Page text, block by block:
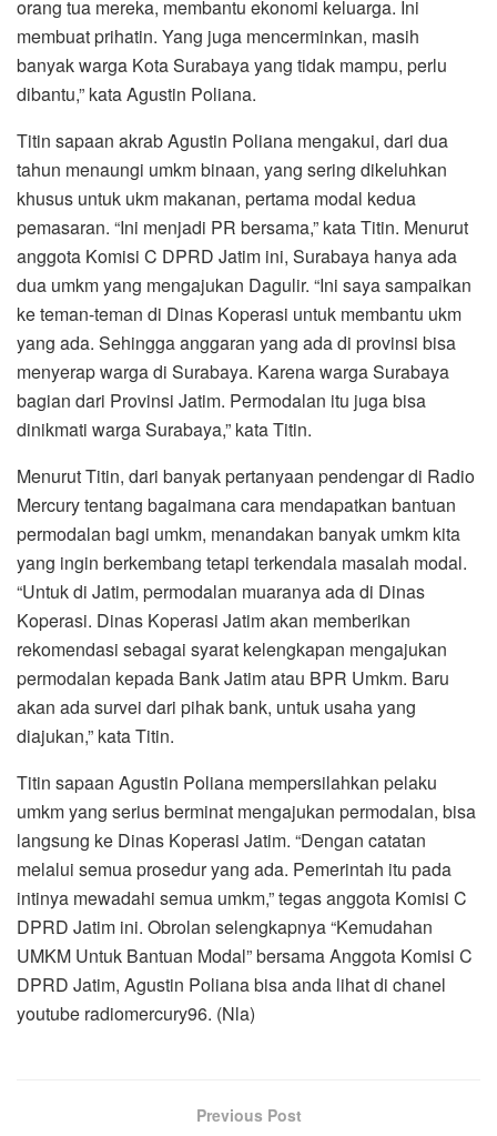
orang tua mereka, membantu ekonomi keluarga. Ini
membuat prihatin. Yang juga mencerminkan, masih
banyak warga Kota Surabaya yang tidak mampu, perlu
dibantu,” kata Agustin Poliana.
Titin sapaan akrab Agustin Poliana mengakui, dari dua
tahun menaungi umkm binaan, yang sering dikeluhkan
khusus untuk ukm makanan, pertama modal kedua
pemasaran. “Ini menjadi PR bersama,” kata Titin. Menurut
anggota Komisi C DPRD Jatim ini, Surabaya hanya ada
dua umkm yang mengajukan Dagulir. “Ini saya sampaikan
ke teman-teman di Dinas Koperasi untuk membantu ukm
yang ada. Sehingga anggaran yang ada di provinsi bisa
menyerap warga di Surabaya. Karena warga Surabaya
bagian dari Provinsi Jatim. Permodalan itu juga bisa
dinikmati warga Surabaya,” kata Titin.
Menurut Titin, dari banyak pertanyaan pendengar di Radio
Mercury tentang bagaimana cara mendapatkan bantuan
permodalan bagi umkm, menandakan banyak umkm kita
yang ingin berkembang tetapi terkendala masalah modal.
“Untuk di Jatim, permodalan muaranya ada di Dinas
Koperasi. Dinas Koperasi Jatim akan memberikan
rekomendasi sebagai syarat kelengkapan mengajukan
permodalan kepada Bank Jatim atau BPR Umkm. Baru
akan ada survei dari pihak bank, untuk usaha yang
diajukan,” kata Titin.
Titin sapaan Agustin Poliana mempersilahkan pelaku
umkm yang serius berminat mengajukan permodalan, bisa
langsung ke Dinas Koperasi Jatim. “Dengan catatan
melalui semua prosedur yang ada. Pemerintah itu pada
intinya mewadahi semua umkm,” tegas anggota Komisi C
DPRD Jatim ini. Obrolan selengkapnya “Kemudahan
UMKM Untuk Bantuan Modal” bersama Anggota Komisi C
DPRD Jatim, Agustin Poliana bisa anda lihat di chanel
youtube radiomercury96. (Nla)
Previous Post